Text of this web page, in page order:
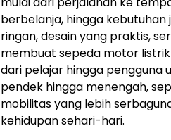
berbelanja, hingga
ringan, desain yang praktis,
membuat sepeda motor
dari pelajar hingga pengguna
pendek hingga menengah,
mobilitas yang lebih
kehidupan sehari-hari.